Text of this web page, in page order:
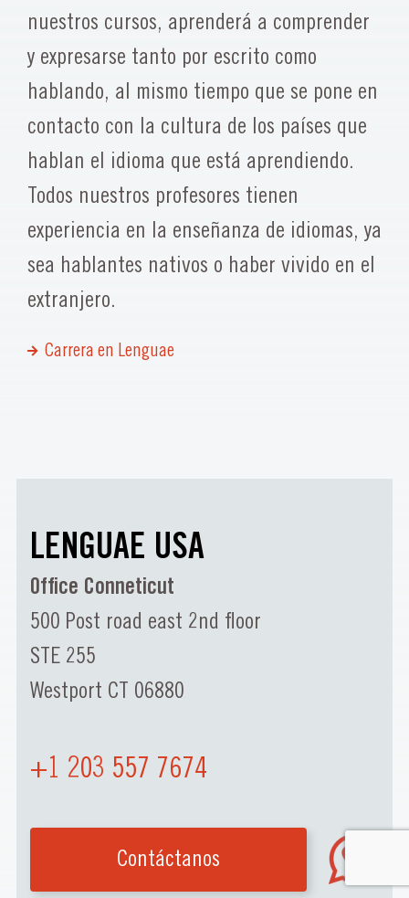
nuestros cursos, aprenderá a comprender
y expresarse tanto por escrito como
hablando, al mismo tiempo que se pone en
contacto con la cultura de los países que
hablan el idioma que está aprendiendo.
Todos nuestros profesores tienen
experiencia en la enseñanza de idiomas, ya
sea hablantes nativos o haber vivido en el
extranjero.
Carrera en Lenguae
LENGUAE USA
Office Conneticut
500 Post road east 2nd floor
STE 255
Westport CT 06880
+1 203 557 7674
Contáctanos